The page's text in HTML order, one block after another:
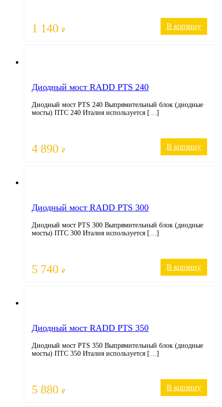
1 140 ₽ В корзину
Диодный мост RADD PTS 240
4 890 ₽
Диодный мост PTS 240 Выпрямительный блок (диодные
мосты) ПТС 240 Италия используется […]
В корзину
Диодный мост RADD PTS 300
5 740 ₽
Диодный мост PTS 300 Выпрямительный блок (диодные
мосты) ПТС 300 Италия используется […]
В корзину
Диодный мост RADD PTS 350
5 880 ₽
Диодный мост PTS 350 Выпрямительный блок (диодные
мосты) ПТС 350 Италия используется […]
В корзину